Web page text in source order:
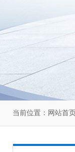
当前位置： 网站首页